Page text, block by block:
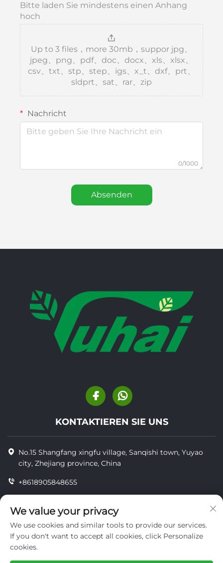
Bitte laden Sie mindestens einen Anhang
hoch
Up to 3 files，more 30mb，suppor jpg、
jpeg、png、pdf、doc、docx、xls、xlsx、
csv、txt、stp、step、igs、x_t、dxf、prt、
sldprt、sat、rar、zip
Nachricht
0/1000
Absenden
KONTAKTIEREN SIE UNS
No.15 Shangfang xingfu village, Sanqishi town, Yuyao
city, Zhejiang province, China
+8618905848655
[email protected]
We value your privacy
We use cookies and similar tools to provide our services.
If you don't want to accept all cookies, click Personalize
cookies.